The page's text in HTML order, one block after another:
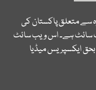
سے متعلق پاکستان کی
سائٹ ہے۔ اس ویب سائٹ
ایکسپریس میڈیا